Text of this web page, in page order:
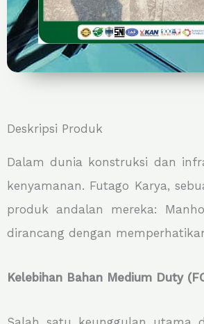
Deskripsi Produk
Dalam dunia konstruksi dan
kenyamanan. Futago Karya,
produk andalan mereka:
dirancang dengan
Kelebihan Bahan Medium Duty